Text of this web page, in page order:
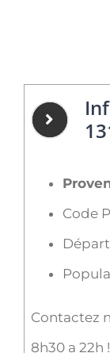
Code
Contactez
8h30 a 22h !